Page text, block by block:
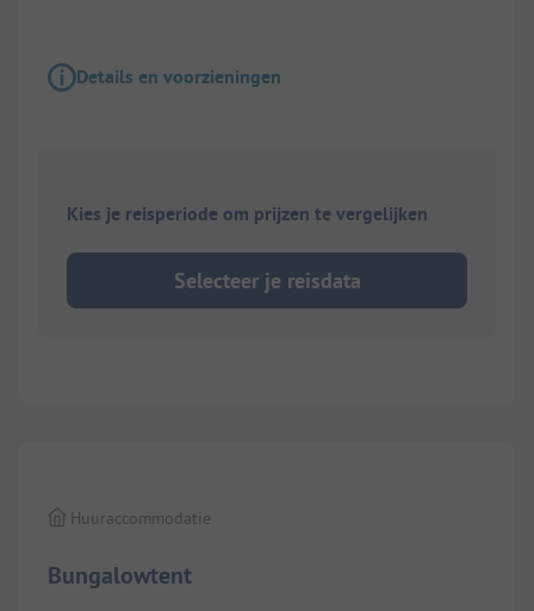
Details en voorzieningen
Kies je reisperiode om prijzen te vergelijken
Selecteer je reisdata
Bungalowtent
Huuraccommodatie